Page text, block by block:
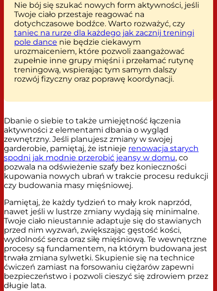
Nie bój się szukać nowych form aktywności, jeśli
Twoje ciało przestaje reagować na
dotychczasowe bodźce. Warto rozważyć, czy
taniec na rurze dla każdego jak zacznij treningi
pole dance nie będzie ciekawym
urozmaiceniem, które pozwoli zaangażować
zupełnie inne grupy mięśni i przełamać rutynę
treningową, wspierając tym samym dalszy
rozwój fizyczny oraz poprawę koordynacji.
Dbanie o siebie to także umiejętność łączenia
aktywności z elementami dbania o wygląd
zewnętrzny. Jeśli planujesz zmiany w swojej
garderobie, pamiętaj, że istnieje renowacja starych
spodni jak modnie przerobić jeansy w domu, co
pozwala na odświeżenie szafy bez konieczności
kupowania nowych ubrań w trakcie procesu redukcji
czy budowania masy mięśniowej.
Pamiętaj, że każdy tydzień to mały krok naprzód,
nawet jeśli w lustrze zmiany wydają się minimalne.
Twoje ciało nieustannie adaptuje się do stawianych
przed nim wyzwań, zwiększając gęstość kości,
wydolność serca oraz siłę mięśniową. Te wewnętrzne
procesy są fundamentem, na którym budowana jest
trwała zmiana sylwetki. Skupienie się na technice
ćwiczeń zamiast na forsowaniu ciężarów zapewni
bezpieczeństwo i pozwoli cieszyć się zdrowiem przez
długie lata.